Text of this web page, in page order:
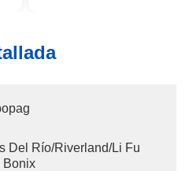
Del Río/Riverland/Li Fu
Bonix